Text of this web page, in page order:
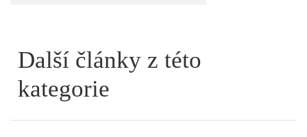
Další články z této
kategorie